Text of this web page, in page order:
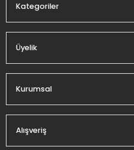
Kategoriler
Üyelik
Kurumsal
Alışveriş